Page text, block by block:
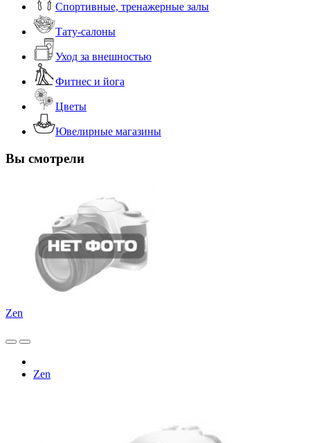
Спортивные, тренажерные залы
Тату-салоны
Уход за внешностью
Фитнес и йога
Цветы
Ювелирные магазины
Вы смотрели
Zen
Zen